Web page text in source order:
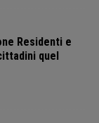
Residenti e
quel